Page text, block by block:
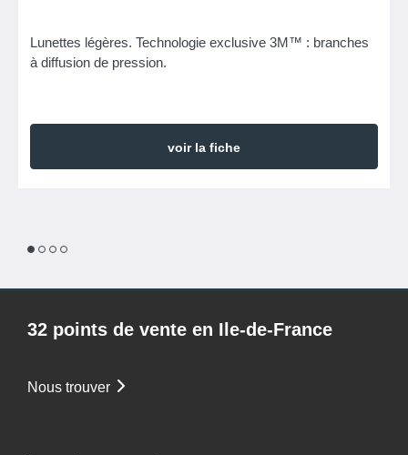
Lunettes légères. Technologie exclusive 3M™ : branches
à diffusion de pression.
voir la fiche
1 2 3
32 points de vente en Ile-de-France
Nous trouver